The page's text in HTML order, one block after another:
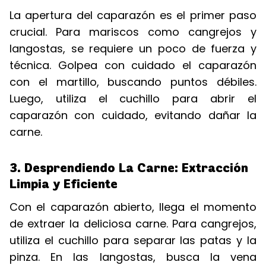
La apertura del caparazón es el primer paso
crucial. Para mariscos como cangrejos y
langostas, se requiere un poco de fuerza y
técnica. Golpea con cuidado el caparazón
con el martillo, buscando puntos débiles.
Luego, utiliza el cuchillo para abrir el
caparazón con cuidado, evitando dañar la
carne.
3. Desprendiendo La Carne: Extracción
Limpia y Eficiente
Con el caparazón abierto, llega el momento
de extraer la deliciosa carne. Para cangrejos,
utiliza el cuchillo para separar las patas y la
pinza. En las langostas, busca la vena